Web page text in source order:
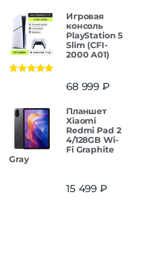
Игровая
консоль
PlayStation 5
Slim (CFI-
2000 A01)
68 999 ₽
Планшет
Xiaomi
Redmi Pad 2
4/128GB Wi-
Fi Graphite
Gray
15 499 ₽